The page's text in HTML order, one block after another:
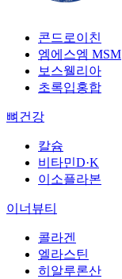
콘드로이친
엠에스엠 MSM
보스웰리아
초록입홍합
뼈건강
칼슘
비타민D·K
이소플라본
이너뷰티
콜라겐
엘라스틴
히알루론산